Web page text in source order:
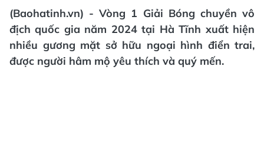
(Baohatinh.vn) - Vòng 1 Giải Bóng chuyền vô
địch quốc gia năm 2024 tại Hà Tĩnh xuất hiện
nhiều gương mặt sở hữu ngoại hình điển trai,
được người hâm mộ yêu thích và quý mến.